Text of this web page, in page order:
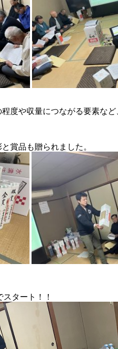
度や収量につながる要素な
賞品も贈られました。
タート！！